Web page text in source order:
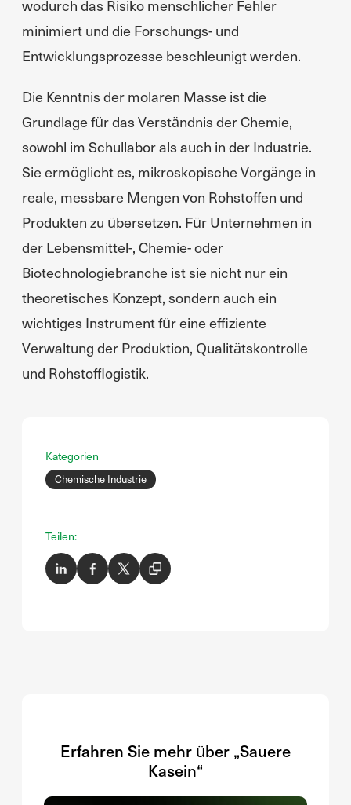
wodurch das Risiko menschlicher Fehler
minimiert und die Forschungs- und
Entwicklungsprozesse beschleunigt werden.
Die Kenntnis der molaren Masse ist die
Grundlage für das Verständnis der Chemie,
sowohl im Schullabor als auch in der Industrie.
Sie ermöglicht es, mikroskopische Vorgänge in
reale, messbare Mengen von Rohstoffen und
Produkten zu übersetzen. Für Unternehmen in
der Lebensmittel-, Chemie- oder
Biotechnologiebranche ist sie nicht nur ein
theoretisches Konzept, sondern auch ein
wichtiges Instrument für eine effiziente
Verwaltung der Produktion, Qualitätskontrolle
und Rohstofflogistik.
Kategorien
Chemische Industrie
Teilen:
Erfahren Sie mehr über „Sauere
Kasein“